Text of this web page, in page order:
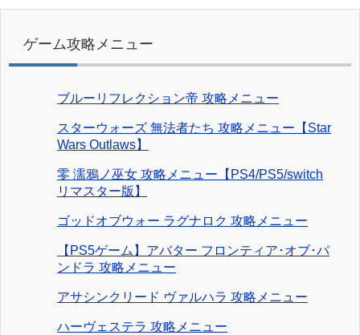
ゲーム攻略メニュー
ブルーリフレクション帝 攻略メニュー
スターウォーズ 無法者たち 攻略メニュー【Star
Wars Outlaws】
零 濡鴉ノ巫女 攻略メニュー【PS4/PS5/switch
リマスター版】
ゴッドオブウォー ラグナロク 攻略メニュー
【PS5ゲーム】アバター フロンティア･オブ･パ
ンドラ 攻略メニュー
アサシンクリード ヴァルハラ 攻略メニュー
ハーヴェステラ 攻略メニュー